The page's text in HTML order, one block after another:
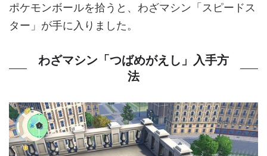
ポケモンボールを拾うと、わざマシン「スピードス
ター」が手に入りました。
わざマシン「つばめがえし」入手方
法